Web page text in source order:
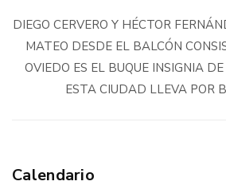
DIEGO CERVERO Y HÉCTOR
MATEO DESDE EL BALCÓN
OVIEDO ES EL BUQUE INSIGNIA
ESTA CIUDAD LLEVA POR
Calendario